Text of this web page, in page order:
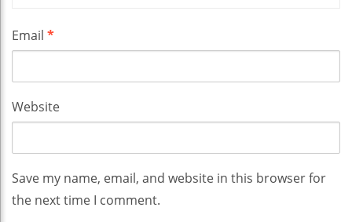
Email *
Website
Save my name, email, and website in this browser for
the next time I comment.